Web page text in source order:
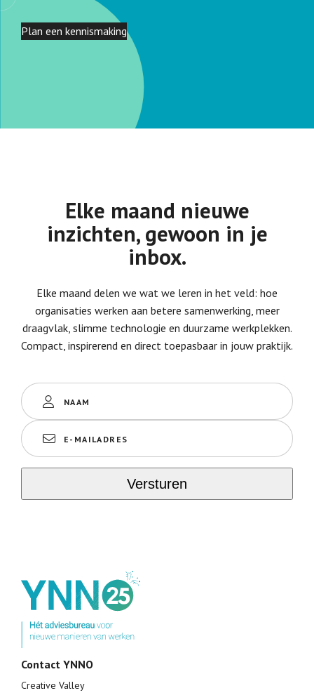
Plan een kennismaking
Elke maand nieuwe
inzichten, gewoon in je
inbox.
Elke maand delen we wat we leren in het veld: hoe
organisaties werken aan betere samenwerking, meer
draagvlak, slimme technologie en duurzame werkplekken.
Compact, inspirerend en direct toepasbaar in jouw praktijk.
Naam
E-
mailadres(Vereist)
Contact YNNO
Creative Valley